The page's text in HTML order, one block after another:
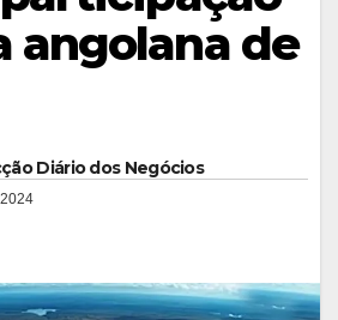
angolana de
Diário dos Negócios